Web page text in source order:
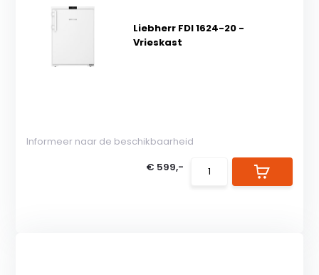
Liebherr FDI 1624-20 -
Vrieskast
Informeer naar de beschikbaarheid
€ 599,-